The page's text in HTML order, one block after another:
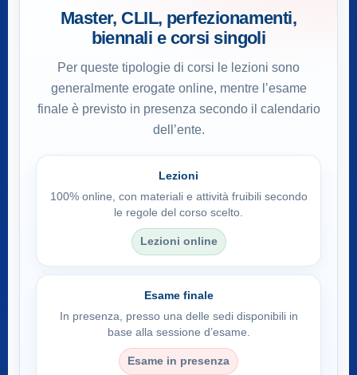
Master, CLIL, perfezionamenti,
biennali e corsi singoli
Per queste tipologie di corsi le lezioni sono
generalmente erogate online, mentre l’esame
finale è previsto in presenza secondo il calendario
dell’ente.
Lezioni
100% online, con materiali e attività fruibili secondo
le regole del corso scelto.
Lezioni online
Esame finale
In presenza, presso una delle sedi disponibili in
base alla sessione d’esame.
Esame in presenza